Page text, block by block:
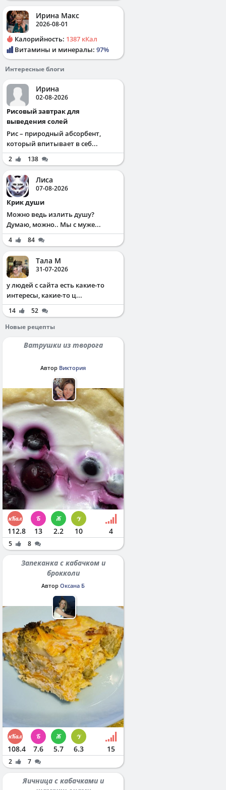
Ирина Макс
2026-08-01
Калорийность: 1387 кКал
Витамины и минералы: 97%
Интересные блоги
Ирина
02-08-2026
Рисовый завтрак для
выведения солей
Рис – природный абсорбент,
который впитывает в себ...
2 138
Лиса
07-08-2026
Крик души
Можно ведь излить душу?
Думаю, можно.. Мы с муже...
4 84
Тала М
31-07-2026
у людей с сайта есть какие-то
интересы, какие-то ц...
14
52
Новые рецепты
Ватрушки из творога
Автор Виктория
112.8 13 2.2 10 4
5 8
Запеканка с кабачком и
брокколи
Автор Оксана Б
108.4 7.6 5.7 6.3 15
2 7
Яичница с кабачками и